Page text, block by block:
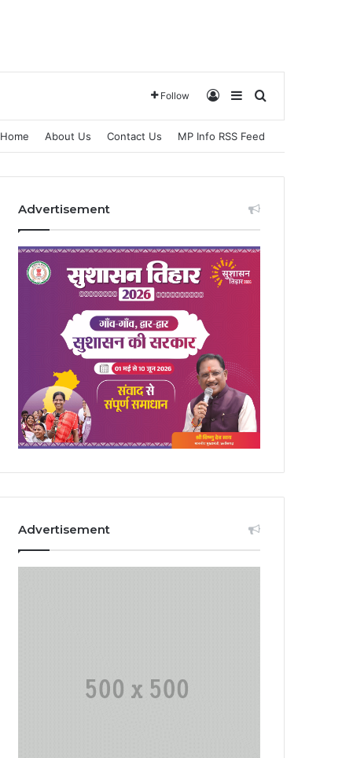
Follow Log InSidebarSearch for
Home About Us Contact Us MP Info RSS Feed
Advertisement
Advertisement